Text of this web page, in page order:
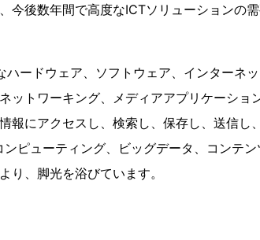
今後数年間で高度なICTソリューションの
ードウェア、ソフトウェア、インターネ
ットワーキング、メディアアプリケーショ
報にアクセスし、検索し、保存し、送信し
ピューティング、ビッグデータ、コンテ
り、脚光を浴びています。